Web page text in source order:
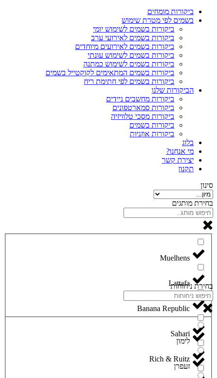
ביקורות מומחים
בשמים לפי מטרת שימוש
ביקורות בשמים לשימוש יומי
ביקורות בשמים לאירועי ערב
ביקורות בשמים לאירועים מיוחדים
ביקורות בשמים לשימוש עונתי
ביקורות בשמים לשימוש כמתנה
ביקורות בשמים המתאימים לקוקטייל בשמים
ביקורות בשמים לפי חתימת ריח
הביקורות שלנו
ביקורות מחשבים ניידים
ביקורות סמארטפונים
ביקורות מסכי טלוויזיה
ביקורות בשמים
ביקורות אוזניות
בלוג
מי אנחנו?
יצירת קשר
תקנון
סינון
בחירת מותגים
Lattafa
Banana Republic
Sahari
Rich & Ruitz
בחירת ניחוחות
לימון
זעפרן